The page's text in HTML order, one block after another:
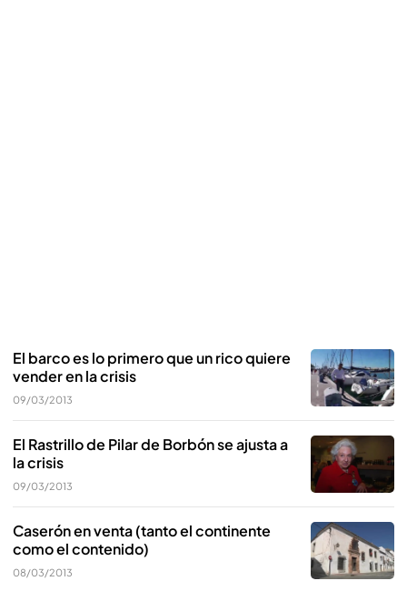
El barco es lo primero que un rico quiere
vender en la crisis
09/03/2013
El Rastrillo de Pilar de Borbón se ajusta a
la crisis
09/03/2013
Caserón en venta (tanto el continente
como el contenido)
08/03/2013